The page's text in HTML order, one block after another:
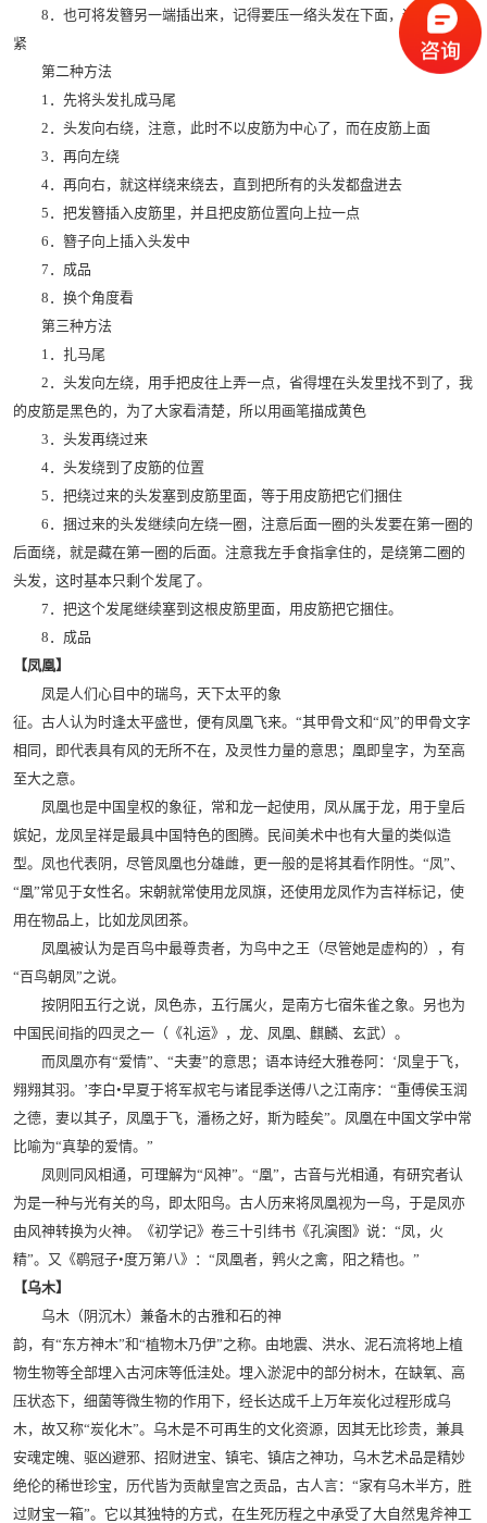
8．也可将发簪另一端插出来，记得要压一络头发在下面，这样盘得更
紧
第二种方法
1．先将头发扎成马尾
2．头发向右绕，注意，此时不以皮筋为中心了，而在皮筋上面
3．再向左绕
4．再向右，就这样绕来绕去，直到把所有的头发都盘进去
5．把发簪插入皮筋里，并且把皮筋位置向上拉一点
6．簪子向上插入头发中
7．成品
8．换个角度看
第三种方法
1．扎马尾
2．头发向左绕，用手把皮往上弄一点，省得埋在头发里找不到了，我
的皮筋是黑色的，为了大家看清楚，所以用画笔描成黄色
3．头发再绕过来
4．头发绕到了皮筋的位置
5．把绕过来的头发塞到皮筋里面，等于用皮筋把它们捆住
6．捆过来的头发继续向左绕一圈，注意后面一圈的头发要在第一圈的
后面绕，就是藏在第一圈的后面。注意我左手食指拿住的，是绕第二圈的
头发，这时基本只剩个发尾了。
7．把这个发尾继续塞到这根皮筋里面，用皮筋把它捆住。
8．成品
【凤凰】
凤是人们心目中的瑞鸟，天下太平的象
征。古人认为时逢太平盛世，便有凤凰飞来。“其甲骨文和“风”的甲骨文字
相同，即代表具有风的无所不在，及灵性力量的意思；凰即皇字，为至高
至大之意。
凤凰也是中国皇权的象征，常和龙一起使用，凤从属于龙，用于皇后
嫔妃，龙凤呈祥是最具中国特色的图腾。民间美术中也有大量的类似造
型。凤也代表阴，尽管凤凰也分雄雌，更一般的是将其看作阴性。“凤”、
“凰”常见于女性名。宋朝就常使用龙凤旗，还使用龙凤作为吉祥标记，使
用在物品上，比如龙凤团茶。
凤凰被认为是百鸟中最尊贵者，为鸟中之王（尽管她是虚构的），有
“百鸟朝凤”之说。
按阴阳五行之说，凤色赤，五行属火，是南方七宿朱雀之象。另也为
中国民间指的四灵之一（《礼运》，龙、凤凰、麒麟、玄武）。
而凤凰亦有“爱情”、“夫妻”的意思；语本诗经大雅卷阿：‘凤皇于飞，
翙翙其羽。’李白•早夏于将军叔宅与诸昆季送傅八之江南序：“重傅侯玉润
之德，妻以其子，凤凰于飞，潘杨之好，斯为睦矣”。凤凰在中国文学中常
比喻为“真挚的爱情。”
凤则同风相通，可理解为“风神”。“凰”，古音与光相通，有研究者认
为是一种与光有关的鸟，即太阳鸟。古人历来将凤凰视为一鸟，于是凤亦
由风神转换为火神。《初学记》卷三十引纬书《孔演图》说：“凤，火
精”。又《鹖冠子•度万第八》：“凤凰者，鹑火之禽，阳之精也。”
【乌木】
乌木（阴沉木）兼备木的古雅和石的神
韵，有“东方神木”和“植物木乃伊”之称。由地震、洪水、泥石流将地上植
物生物等全部埋入古河床等低洼处。埋入淤泥中的部分树木，在缺氧、高
压状态下，细菌等微生物的作用下，经长达成千上万年炭化过程形成乌
木，故又称“炭化木”。乌木是不可再生的文化资源，因其无比珍贵，兼具
安魂定魄、驱凶避邪、招财进宝、镇宅、镇店之神功，乌木艺术品是精妙
绝伦的稀世珍宝，历代皆为贡献皇宫之贡品，古人言：“家有乌木半方，胜
过财宝一箱”。它以其独特的方式，在生死历程之中承受了大自然鬼斧神工